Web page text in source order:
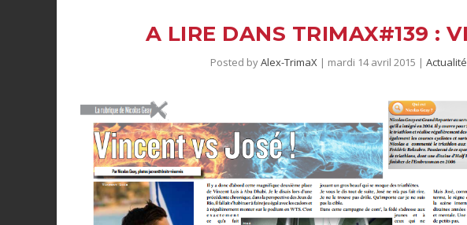
A LIRE DANS TRIMAX#139 :
Posted byAlex-TrimaX | mardi 14 avril 2015 |